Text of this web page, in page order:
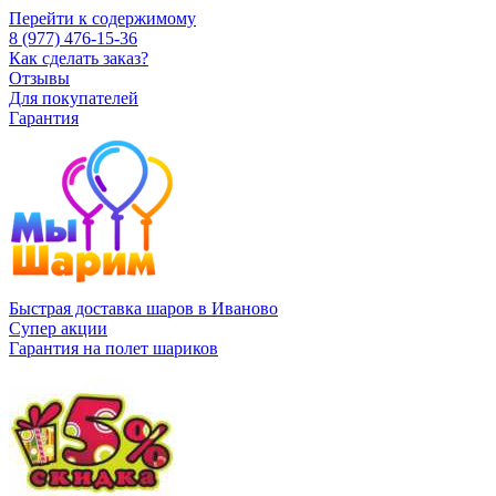
Перейти к содержимому
8 (977) 476-15-36
Как сделать заказ?
Отзывы
Для покупателей
Гарантия
Быстрая доставка шаров в Иваново
Супер акции
Гарантия на полет шариков